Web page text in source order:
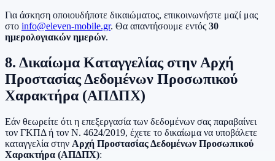
Για άσκηση οποιουδήποτε δικαιώματος, επικοινωνήστε μαζί μας
στο info@eleven-mobile.gr. Θα απαντήσουμε εντός 30
ημερολογιακών ημερών.
8. Δικαίωμα Καταγγελίας στην Αρχή
Προστασίας Δεδομένων Προσωπικού
Χαρακτήρα (ΑΠΔΠΧ)
Εάν θεωρείτε ότι η επεξεργασία των δεδομένων σας παραβαίνει
τον ΓΚΠΔ ή τον Ν. 4624/2019, έχετε το δικαίωμα να υποβάλετε
καταγγελία στην Αρχή Προστασίας Δεδομένων Προσωπικού
Χαρακτήρα (ΑΠΔΠΧ):